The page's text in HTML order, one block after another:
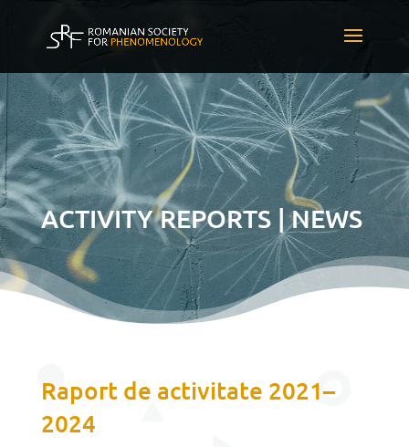
ACTIVITY REPORTS | NEWS
Raport de activitate 2021–
2024